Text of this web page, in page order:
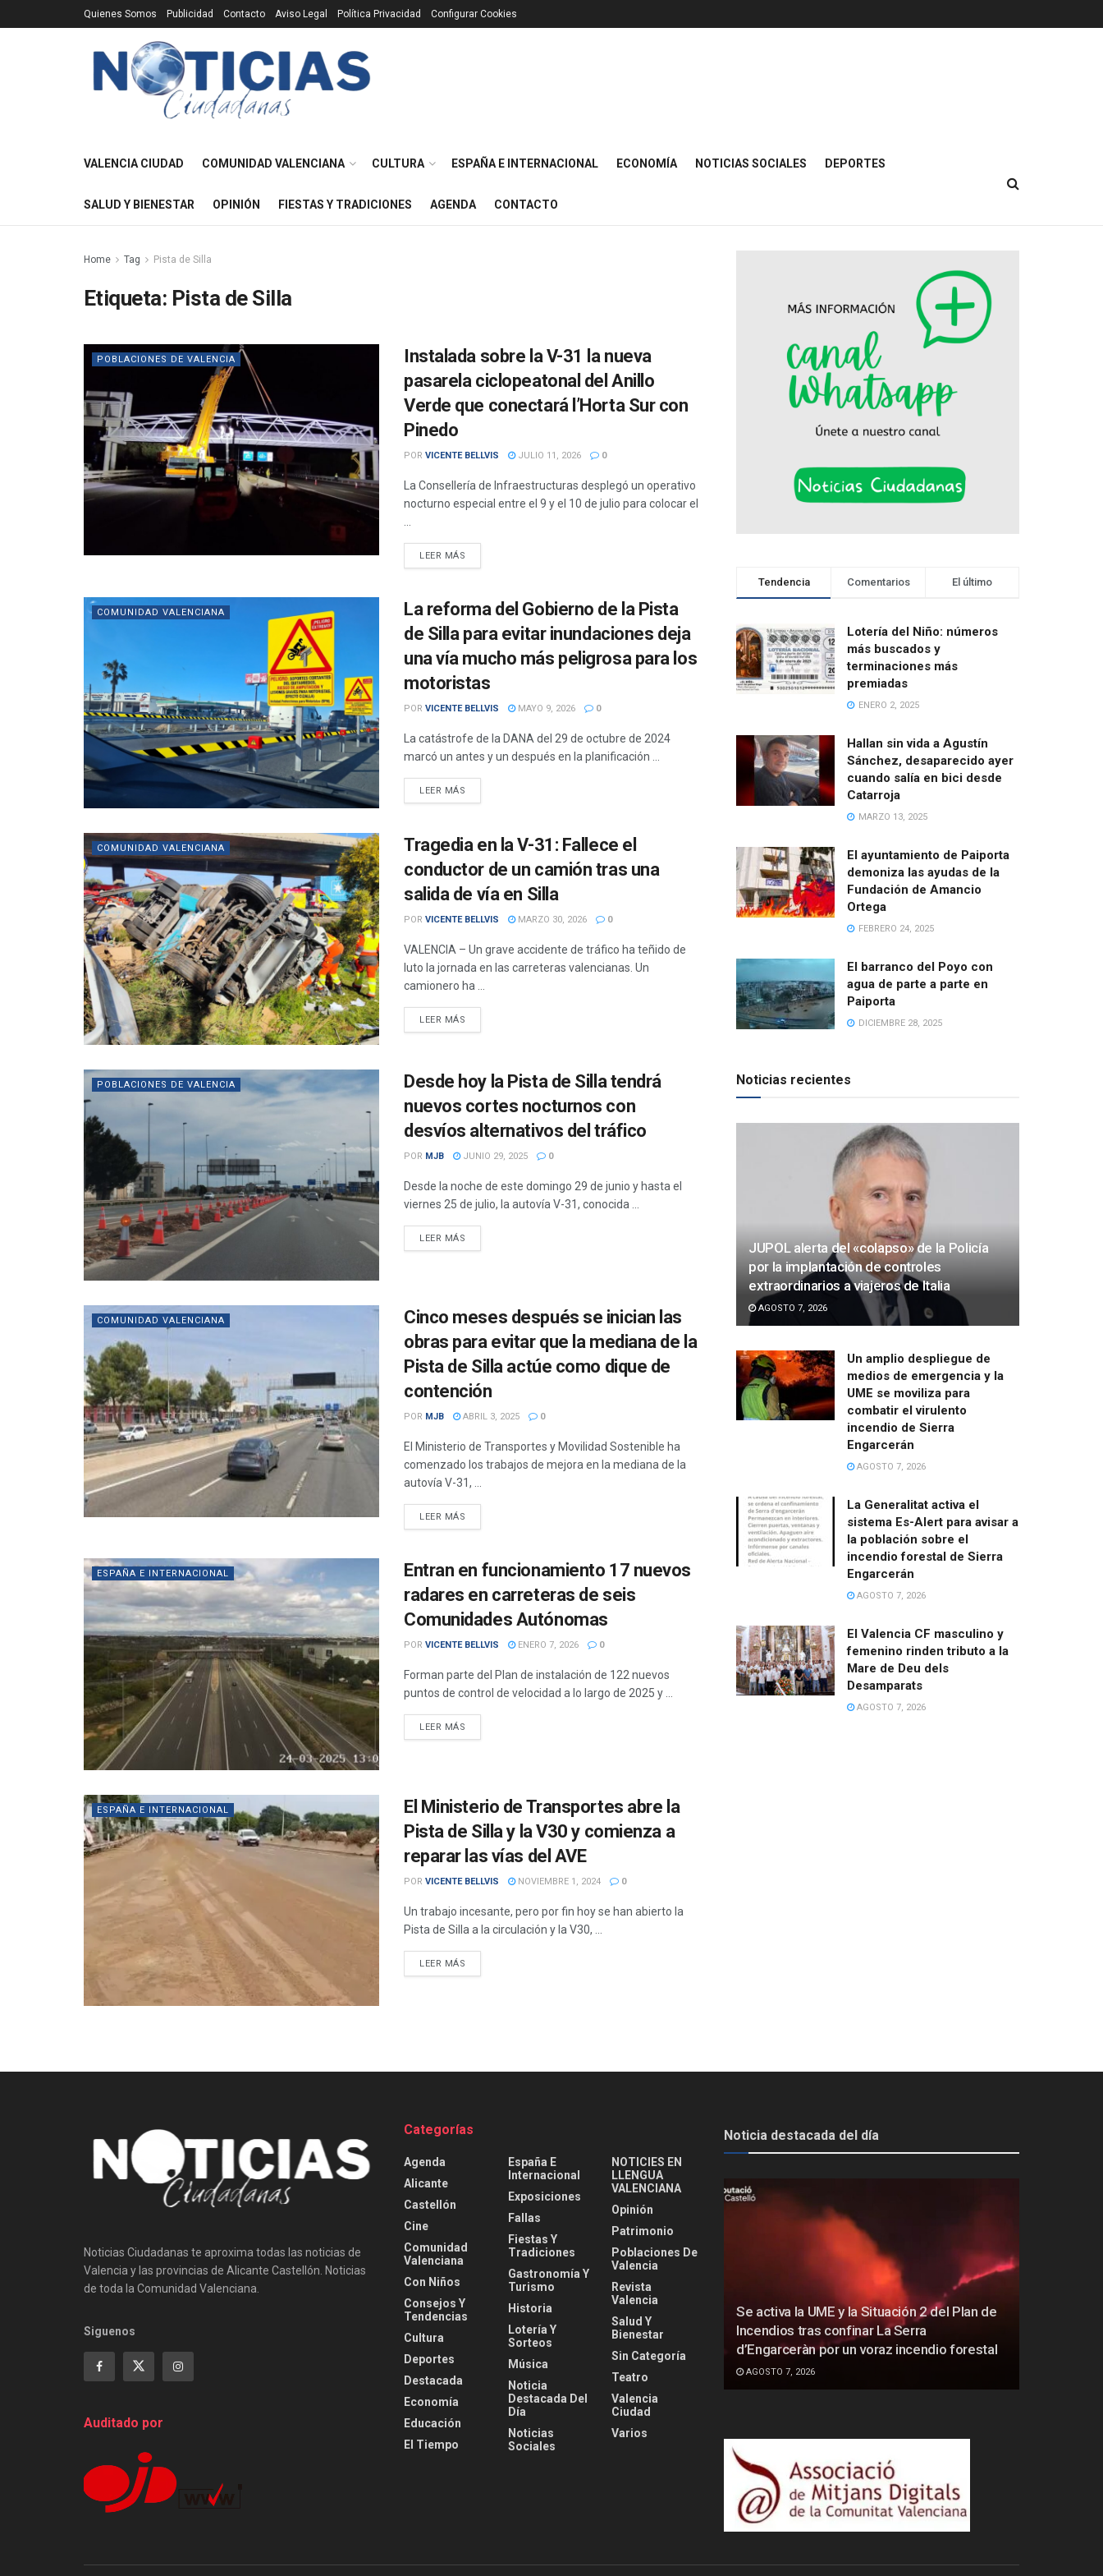
Quienes Somos Publicidad Contacto Aviso Legal Política Privacidad Configurar Cookies
VALENCIA CIUDAD COMUNIDAD VALENCIANA CULTURA ESPAÑA E INTERNACIONAL ECONOMÍA NOTICIAS SOCIALES DEPORTES
SALUD Y BIENESTAR OPINIÓN FIESTAS Y TRADICIONES AGENDA CONTACTO
Home Tag Pista de Silla
Etiqueta: Pista de Silla
POBLACIONES DE VALENCIA
Instalada sobre la V-31 la nueva
pasarela ciclopeatonal del Anillo
Verde que conectará l’Horta Sur con
Pinedo
POR VICENTE BELLVIS JULIO 11, 2026 0
La Consellería de Infraestructuras desplegó un operativo
nocturno especial entre el 9 y el 10 de julio para colocar el
LEER MÁS
COMUNIDAD VALENCIANA
La reforma del Gobierno de la Pista
de Silla para evitar inundaciones deja
una vía mucho más peligrosa para los
motoristas
POR VICENTE BELLVIS MAYO 9, 2026 0
La catástrofe de la DANA del 29 de octubre de 2024
marcó un antes y un después en la planificación ...
LEER MÁS
COMUNIDAD VALENCIANA
Tragedia en la V-31: Fallece el
conductor de un camión tras una
salida de vía en Silla
POR VICENTE BELLVIS MARZO 30, 2026 0
VALENCIA – Un grave accidente de tráfico ha teñido de
luto la jornada en las carreteras valencianas. Un
camionero ha ...
LEER MÁS
POBLACIONES DE VALENCIA
Desde hoy la Pista de Silla tendrá
nuevos cortes nocturnos con
desvíos alternativos del tráfico
POR MJB JUNIO 29, 2025 0
Desde la noche de este domingo 29 de junio y hasta el
viernes 25 de julio, la autovía V-31, conocida ...
LEER MÁS
COMUNIDAD VALENCIANA
Cinco meses después se inician las
obras para evitar que la mediana de la
Pista de Silla actúe como dique de
contención
POR MJB ABRIL 3, 2025 0
El Ministerio de Transportes y Movilidad Sostenible ha
comenzado los trabajos de mejora en la mediana de la
autovía V-31, ...
LEER MÁS
ESPAÑA E INTERNACIONAL
Entran en funcionamiento 17 nuevos
radares en carreteras de seis
Comunidades Autónomas
POR VICENTE BELLVIS ENERO 7, 2026 0
Forman parte del Plan de instalación de 122 nuevos
puntos de control de velocidad a lo largo de 2025 y ...
LEER MÁS
ESPAÑA E INTERNACIONAL
El Ministerio de Transportes abre la
Pista de Silla y la V30 y comienza a
reparar las vías del AVE
POR VICENTE BELLVIS NOVIEMBRE 1, 2024 0
Un trabajo incesante, pero por fin hoy se han abierto la
Pista de Silla a la circulación y la V30, ...
LEER MÁS
Tendencia Comentarios El último
Lotería del Niño: números
más buscados y
terminaciones más
premiadas
ENERO 2, 2025
Hallan sin vida a Agustín
Sánchez, desaparecido ayer
cuando salía en bici desde
Catarroja
MARZO 13, 2025
El ayuntamiento de Paiporta
demoniza las ayudas de la
Fundación de Amancio
Ortega
FEBRERO 24, 2025
El barranco del Poyo con
agua de parte a parte en
Paiporta
DICIEMBRE 28, 2025
Noticias recientes
JUPOL alerta del «colapso» de la Policía
por la implantación de controles
extraordinarios a viajeros de Italia
AGOSTO 7, 2026
Un amplio despliegue de
medios de emergencia y la
UME se moviliza para
combatir el virulento
incendio de Sierra
Engarcerán
AGOSTO 7, 2026
La Generalitat activa el
sistema Es-Alert para avisar a
la población sobre el
incendio forestal de Sierra
Engarcerán
AGOSTO 7, 2026
El Valencia CF masculino y
femenino rinden tributo a la
Mare de Deu dels
Desamparats
AGOSTO 7, 2026
Noticias Ciudadanas te aproxima todas las noticias de
Valencia y las provincias de Alicante Castellón. Noticias
de toda la Comunidad Valenciana.
Siguenos
Auditado por
Categorías
Agenda
Alicante
Castellón
Cine
Comunidad
Valenciana
Con Niños
Consejos Y
Tendencias
Cultura
Deportes
Destacada
Economía
Educación
El Tiempo
España E
Internacional
Exposiciones
Fallas
Fiestas Y
Tradiciones
Gastronomía Y
Turismo
Historia
Lotería Y
Sorteos
Música
Noticia
Destacada Del
Día
Noticias
Sociales
NOTICIES EN
LLENGUA
VALENCIANA
Opinión
Patrimonio
Poblaciones De
Valencia
Revista
Valencia
Salud Y
Bienestar
Sin Categoría
Teatro
Valencia
Ciudad
Varios
Noticia destacada del día
Se activa la UME y la Situación 2 del Plan de
Incendios tras confinar La Serra
d’Engarceràn por un voraz incendio forestal
AGOSTO 7, 2026